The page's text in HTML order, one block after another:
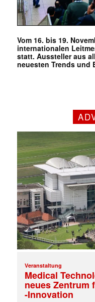
Vom 16. bis 19.
internationalen
statt. Aussteller aus
neuesten Trends
Veranstaltung
Medical
neues Zentrum
-Innovation